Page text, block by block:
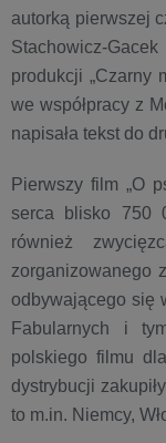
autorką pierwszej
Stachowicz-
produkcji „Czarny
we współpracy z
napisała tekst do
Pierwszy film „O
serca blisko 750
również
zorganizowanego
odbywającego się
Fabularnych i
polskiego filmu
dystrybucji
to m.in. Niemcy,